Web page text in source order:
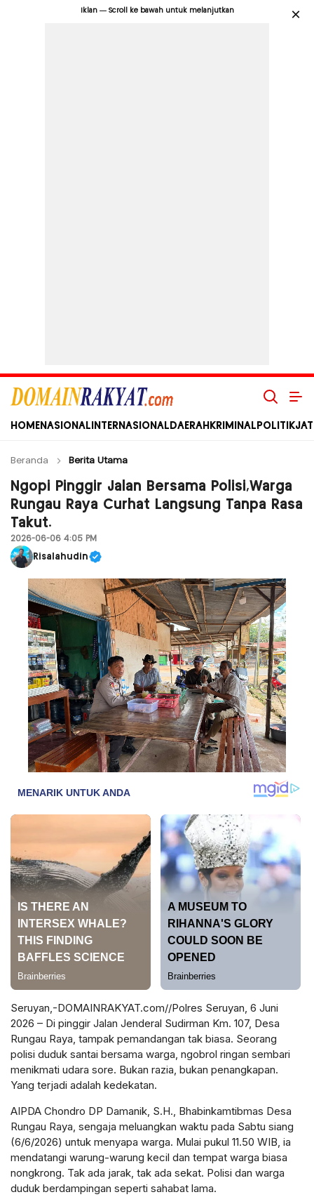
Iklan — Scroll ke bawah untuk melanjutkan ×
Domain Rakyat
Berita Hari Ini Terkini dan Terbaru Indonesia dan Internasional
HOME NASIONAL INTERNASIONAL DAERAH KRIMINAL POLITIK
Beranda Berita Utama
Ngopi Pinggir Jalan Bersama Polisi,Warga
Rungau Raya Curhat Langsung Tanpa Rasa
Takut.
2026-06-06 4:05 PM
Risalahudin
Seruyan,-DOMAINRAKYAT.com//Polres Seruyan, 6 Juni
2026 – Di pinggir Jalan Jenderal Sudirman Km. 107, Desa
Rungau Raya, tampak pemandangan tak biasa. Seorang
polisi duduk santai bersama warga, ngobrol ringan sembari
menikmati udara sore. Bukan razia, bukan penangkapan.
Yang terjadi adalah kedekatan.
AIPDA Chondro DP Damanik, S.H., Bhabinkamtibmas Desa
Rungau Raya, sengaja meluangkan waktu pada Sabtu siang
(6/6/2026) untuk menyapa warga. Mulai pukul 11.50 WIB, ia
mendatangi warung-warung kecil dan tempat warga biasa
nongkrong. Tak ada jarak, tak ada sekat. Polisi dan warga
duduk berdampingan seperti sahabat lama.